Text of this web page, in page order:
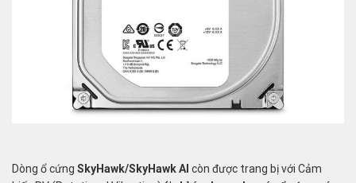
Dòng ổ cứng SkyHawk/SkyHawk AI còn được trang bị với Cảm